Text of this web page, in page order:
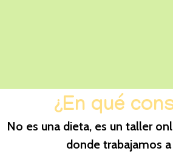
¿En qué
No es una dieta, es un taller
donde trabajamos